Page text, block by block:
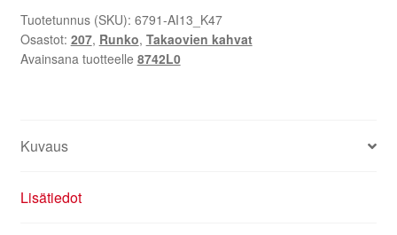
Tuotetunnus (SKU): 6791-AI13_K47
Osastot: 207, Runko, Takaovien kahvat
Avainsana tuotteelle 8742L0
Kuvaus
Lisätiedot